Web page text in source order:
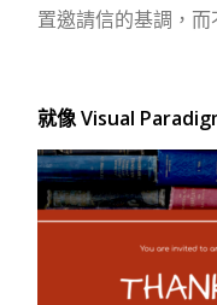
置邀請信的基調，而
就像 Visual